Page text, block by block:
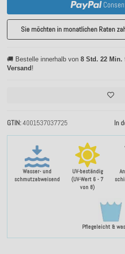
Wasser- und
schmutzabweisend
UV-beständig
(UV-Wert 6 - 7
von 8)
Pflegeleicht &
GTIN 4001537037725 In
Sie möchten in monatlichen Raten
🚚 Bestelle innerhalb von 8 Std. 22 Min.
Versand!